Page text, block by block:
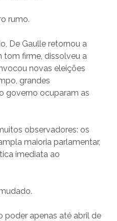
rumo.
De Gaulle retornou a
tom firme, dissolveu a
novas eleições
grandes
governo ocuparam as
observadores: os
maioria parlamentar,
imediata ao
poder apenas até abril de